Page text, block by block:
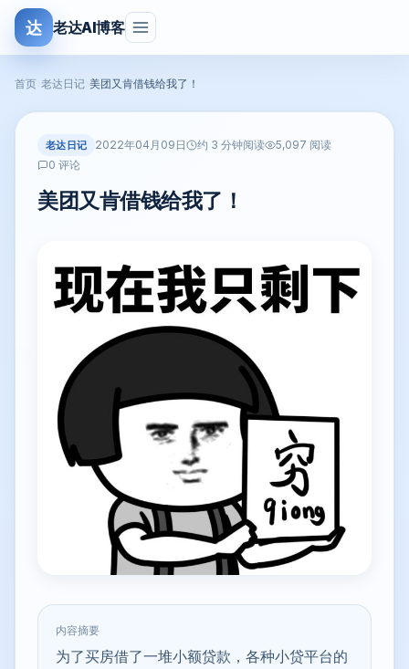
达 老达AI博客
首页 老达日记 美团又肯借钱给我了！
老达日记 2022年04月09日 约 3 分钟阅读
5,097 阅读
0 评论
美团又肯借钱给我了！
内容摘要
为了买房借了一堆小额贷款，各种小贷平台的